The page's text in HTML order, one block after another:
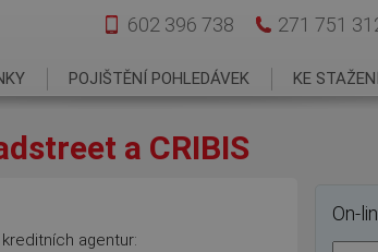
602 396 738 271 751
POJIŠTĚNÍ POHLEDÁVEK KE STAŽENÍ
a CRIBIS
agentur:
On-